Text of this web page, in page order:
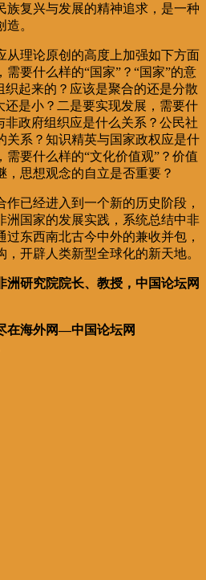
族复兴与发展的精神追求，是一种
。
从理论原创的高度上加强如下方面
要什么样的“国家”？“国家”的意
织起来的？应该是聚合的还是分散
还是小？二是要实现发展，需要什
非政府组织应是什么关系？公民社
关系？知识精英与国家政权应是什
要什么样的“文化价值观”？价值
思想观念的自立是否重要？
已经进入到一个新的历史阶段，
洲国家的发展实践，系统总结中非
东西南北古今中外的兼收并包，
开辟人类新型全球化的新天地。
洲研究院院长、教授，中国论坛网
在海外网—中国论坛网